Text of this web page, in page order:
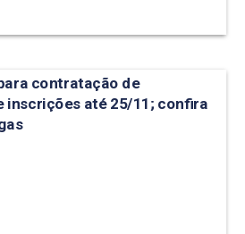
contratação de
inscrições até 25/11; confira